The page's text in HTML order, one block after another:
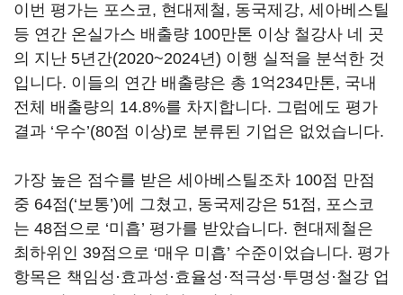
이번 평가는 포스코, 현대제철, 동국제강, 세아베스틸
등 연간 온실가스 배출량 100만톤 이상 철강사 네 곳
의 지난 5년간(2020~2024년) 이행 실적을 분석한 것
입니다. 이들의 연간 배출량은 총 1억234만톤, 국내
전체 배출량의 14.8%를 차지합니다. 그럼에도 평가
결과 ‘우수’(80점 이상)로 분류된 기업은 없었습니다.
가장 높은 점수를 받은 세아베스틸조차 100점 만점
중 64점(‘보통’)에 그쳤고, 동국제강은 51점, 포스코
는 48점으로 ‘미흡’ 평가를 받았습니다. 현대제철은
최하위인 39점으로 ‘매우 미흡’ 수준이었습니다. 평가
항목은 책임성·효과성·효율성·적극성·투명성·철강 업